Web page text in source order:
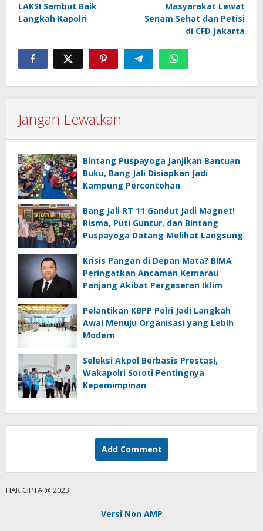
LAKSI Sambut Baik
Langkah Kapolri
Masyarakat Lewat
Senam Sehat dan Petisi
di CFD Jakarta
Jangan Lewatkan
Bintang Puspayoga Janjikan Bantuan
Buku, Bang Jali Disiapkan Jadi
Kampung Percontohan
Bang Jali RT 11 Gandut Jadi Magnet!
Risma, Puti Guntur, dan Bintang
Puspayoga Datang Melihat Langsung
Krisis Pangan di Depan Mata? BIMA
Peringatkan Ancaman Kemarau
Panjang Akibat Pergeseran Iklim
Pelantikan KBPP Polri Jadi Langkah
Awal Menuju Organisasi yang Lebih
Modern
Seleksi Akpol Berbasis Prestasi,
Wakapolri Soroti Pentingnya
Kepemimpinan
Add Comment
HAK CIPTA @ 2023
Versi Non AMP